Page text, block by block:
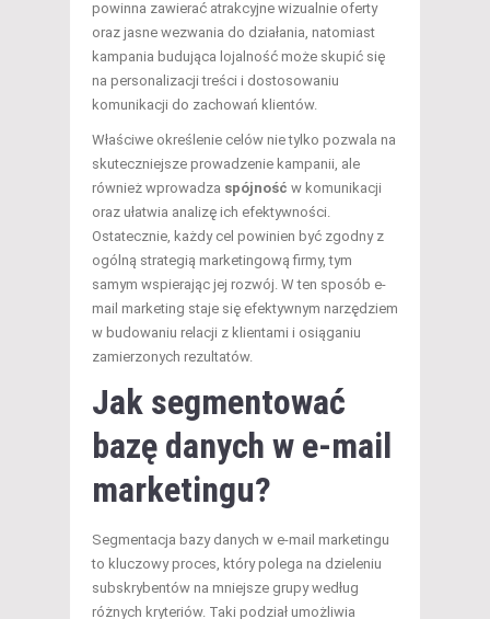
powinna zawierać atrakcyjne wizualnie oferty
oraz jasne wezwania do działania, natomiast
kampania budująca lojalność może skupić się
na personalizacji treści i dostosowaniu
komunikacji do zachowań klientów.
Właściwe określenie celów nie tylko pozwala na
skuteczniejsze prowadzenie kampanii, ale
również wprowadza spójność w komunikacji
oraz ułatwia analizę ich efektywności.
Ostatecznie, każdy cel powinien być zgodny z
ogólną strategią marketingową firmy, tym
samym wspierając jej rozwój. W ten sposób e-
mail marketing staje się efektywnym narzędziem
w budowaniu relacji z klientami i osiąganiu
zamierzonych rezultatów.
Jak segmentować
bazę danych w e-mail
marketingu?
Segmentacja bazy danych w e-mail marketingu
to kluczowy proces, który polega na dzieleniu
subskrybentów na mniejsze grupy według
różnych kryteriów. Taki podział umożliwia